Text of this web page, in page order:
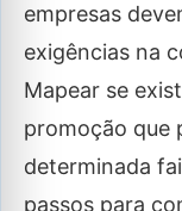
empresas
exigências na
Mapear se
promoção que
determinada
passos para